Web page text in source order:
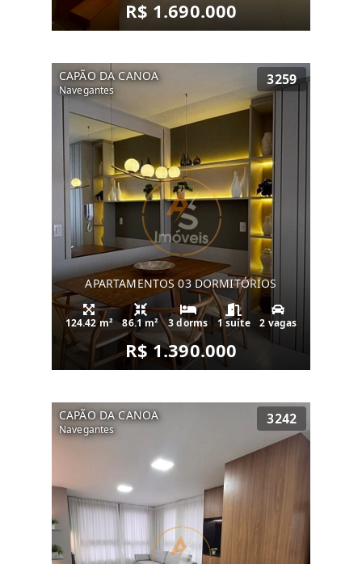
R$ 1.690.000
CAPÃO DA CANOA
Navegantes
3259
APARTAMENTOS 03 DORMITÓRIOS
124.42 m² 86.1 m² 3 dorms 1 suíte 2 vagas
R$ 1.390.000
CAPÃO DA CANOA
Navegantes
3242